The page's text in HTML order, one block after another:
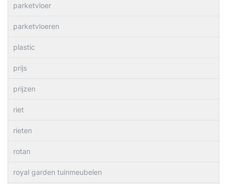
parketvloer
parketvloeren
plastic
prijs
prijzen
riet
rieten
rotan
royal garden tuinmeubelen